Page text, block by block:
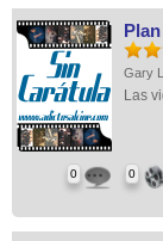
Gary
Las
0 0